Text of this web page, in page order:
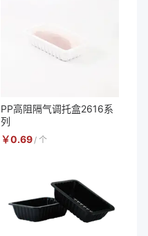
PP高阻隔气调托盒2616系
列
￥0.69 / 个